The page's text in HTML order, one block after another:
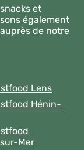
et
également
de notre
Lens
Hénin-
Mer